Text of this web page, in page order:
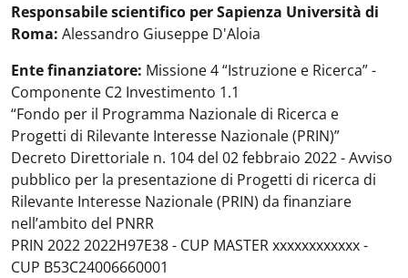
Responsabile scientifico per Sapienza Università di
Roma: Alessandro Giuseppe D'Aloia
Ente finanziatore: Missione 4 “Istruzione e Ricerca” -
Componente C2 Investimento 1.1
“Fondo per il Programma Nazionale di Ricerca e
Progetti di Rilevante Interesse Nazionale (PRIN)”
Decreto Direttoriale n. 104 del 02 febbraio 2022 - Avviso
pubblico per la presentazione di Progetti di ricerca di
Rilevante Interesse Nazionale (PRIN) da finanziare
nell’ambito del PNRR
PRIN 2022 2022H97E38 - CUP MASTER xxxxxxxxxxxx -
CUP B53C24006660001